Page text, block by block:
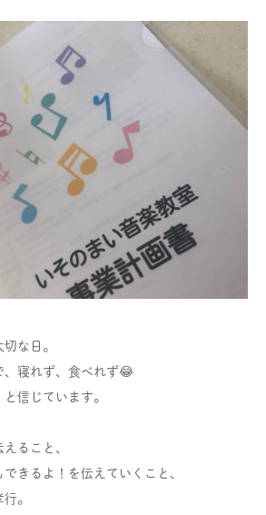
な日。
、寝れず、食べれず😂
信じています。
ること、
きるよ！を伝えていくこと、
。